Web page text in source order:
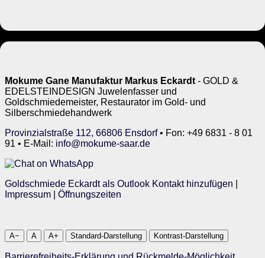
Mokume Gane Manufaktur Markus Eckardt - GOLD &
EDELSTEINDESIGN Juwelenfasser und
Goldschmiedemeister, Restaurator im Gold- und
Silberschmiedehandwerk
Provinzialstraße 112, 66806 Ensdorf• Fon: +49 6831 - 8 01
91 • E-Mail: info@mokume-saar.de
Goldschmiede Eckardt als Outlook Kontakt hinzufügen
Impressum
Öffnungszeiten
A− A A+ Standard-Darstellung Kontrast-Darstellung